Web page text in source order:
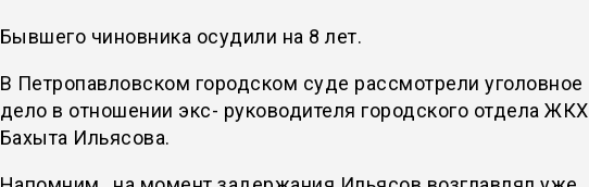
Бывшего чиновника осудили на 8 лет.
В Петропавловском городском суде рассмотрели уголовное
дело в отношении экс- руководителя городского отдела ЖКХ
Бахыта Ильясова.